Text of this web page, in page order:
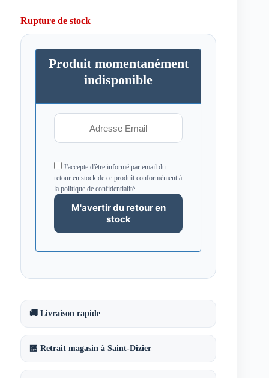
Rupture de stock
Produit momentanément
indisponible
J'accepte d'être informé par email du
retour en stock de ce produit conformément à
la politique de confidentialité.
🚚 Livraison rapide
🏪 Retrait magasin à Saint-Dizier